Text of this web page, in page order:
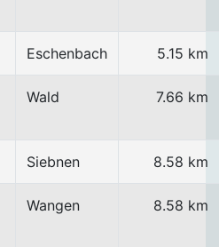
Eschenbach 5.15 km
Wald 7.66 km
Siebnen 8.58 km
Wangen 8.58 km